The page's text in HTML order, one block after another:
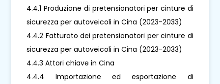
4.4.1 Produzione di pretensionatori per cinture di
sicurezza per autoveicoli in Cina (2023-2033)
4.4.2 Fatturato dei pretensionatori per cinture di
sicurezza per autoveicoli in Cina (2023-2033)
4.4.3 Attori chiave in Cina
4.4.4 Importazione ed esportazione di